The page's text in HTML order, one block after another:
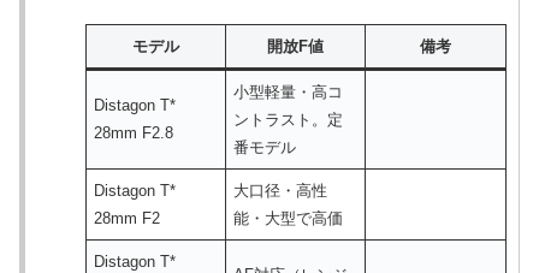
モデル 開放F値 備考
Distagon T*
28mm F2.8
小型軽量・高コ
ントラスト。定
番モデル
Distagon T*
28mm F2
大口径・高性
能・大型で高価
Distagon T*